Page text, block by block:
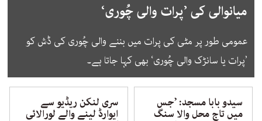
میانوالی کی ’پرات والی چُوری‘
عمومی طور پر مٹی کی پرات میں بننے والی چُوری کی ڈش کو
’پرات یا سانڑک والی چُوری‘ بھی کہا جاتا ہے۔
سیدو بابا مسجد: ’جس
میں تاج محل والا سنگ
سری لنکن ریڈیو سے
ایوارڈ لینے والے لورالائی